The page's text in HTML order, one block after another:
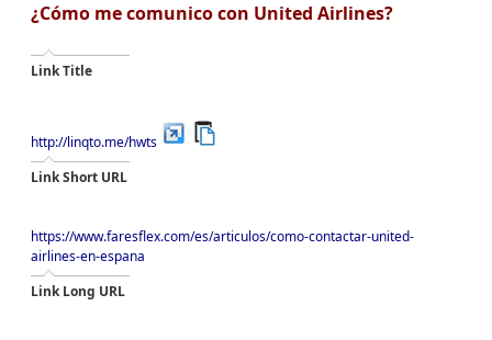
¿Cómo me comunico con United Airlines?
Link Title
http://linqto.me/hwts
Link Short URL
https://www.faresflex.com/es/articulos/como-contactar-united-
airlines-en-espana
Link Long URL